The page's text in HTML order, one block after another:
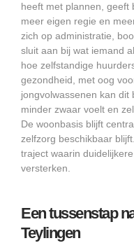
heeft met plannen, geeft
meer eigen regie en
zich op administratie,
sluit aan bij wat iemand
hoe zelfstandige
gezondheid, met oog
jongvolwassenen kan
minder zwaar voelt en
De woonbasis blijft
zelfzorg beschikbaar
traject waarin
versterken.
Een tussenstap
Teylingen